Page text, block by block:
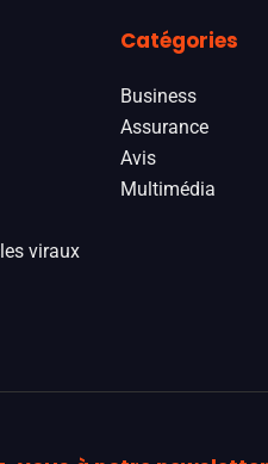
viraux
Catégories
Business
Assurance
Avis
Multimédia